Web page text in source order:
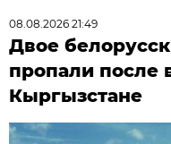
08.08.2026 21:49
Двое
пропали после
Кыргызстане